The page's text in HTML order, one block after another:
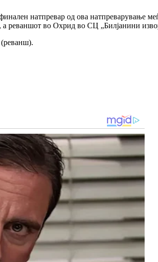
натпревар од ова натпреварување
а реваншот во Охрид во СЦ „Билјанини
(реванш).